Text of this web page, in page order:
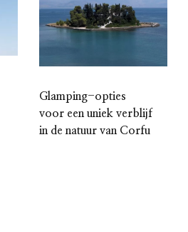
Glamping-opties
voor een uniek verblijf
in de natuur van Corfu